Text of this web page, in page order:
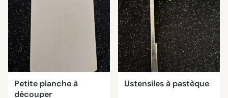
Petite planche à
découper
Ustensiles à pastèque